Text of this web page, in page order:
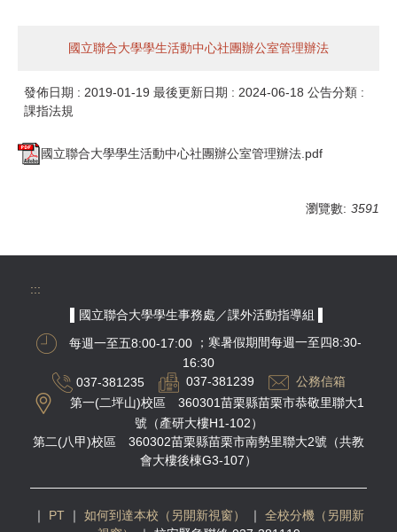
國立聯合大學學生活動中心社團辦公室管理辦法
發佈日期 : 2019-01-19 最後更新日期 : 2024-06-18 公告分類 :
課指法規
國立聯合大學學生活動中心社團辦公室管理辦法.pdf
瀏覽數: 3591
:::
▌國立聯合大學學生事務處／課外活動指導組 ▌
每週一至五8:00-17:00
；寒暑假期間每週一至四8:30-
16:30
037-381235
037-381239
公務信箱
第一(二坪山)校區 360301苗栗縣苗栗市恭敬里聯大1
號（產研大樓H1-102）
第二(八甲)校區 360302苗栗縣苗栗市南勢里聯大2號（共教
會大樓後棟G3-107）
｜ PT ｜ 如何到達本校（另開新視窗） ｜ 全校分機（另開新